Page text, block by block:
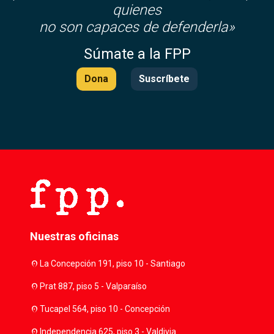
quienes
no son capaces de defenderla»
Súmate a la FPP
Dona Suscríbete
Nuestras oficinas
location_onLa Concepción 191, piso 10 - Santiago
location_onPrat 887, piso 5 - Valparaíso
location_onTucapel 564, piso 10 - Concepción
Independencia 625, piso 3 - Valdivia